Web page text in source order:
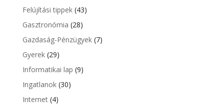
Felújítási tippek(43)
Gasztronómia (28)
Gazdaság-Pénzügyek(7)
Gyerek(29)
Informatikai lap (9)
Ingatlanok(30)
Internet(4)